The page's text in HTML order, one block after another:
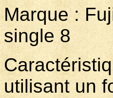
Marque :
single 8
utilisant un